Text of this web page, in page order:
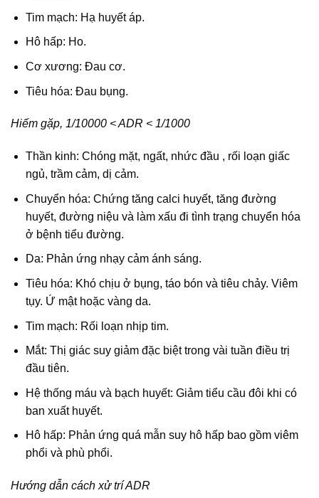
Tim mạch: Hạ huyết áp.
Hô hấp: Ho.
Cơ xương: Đau cơ.
Tiêu hóa: Đau bụng.
Hiếm gặp, 1/10000 < ADR < 1/1000
Thần kinh: Chóng mặt, ngất, nhức đầu , rối loạn giấc
ngủ, trầm cảm, dị cảm.
Chuyển hóa: Chứng tăng calci huyết, tăng đường
huyết, đường niệu và làm xấu đi tình trạng chuyển hóa
ở bệnh tiểu đường.
Da: Phản ứng nhạy cảm ánh sáng.
Tiêu hóa: Khó chịu ở bụng, táo bón và tiêu chảy. Viêm
tụy. Ứ mật hoặc vàng da.
Tim mạch: Rối loạn nhịp tim.
Mắt: Thị giác suy giảm đặc biệt trong vài tuần điều trị
đầu tiên.
Hệ thống máu và bạch huyết: Giảm tiểu cầu đôi khi có
ban xuất huyết.
Hô hấp: Phản ứng quá mẫn suy hô hấp bao gồm viêm
phổi và phù phổi.
Hướng dẫn cách xử trí ADR